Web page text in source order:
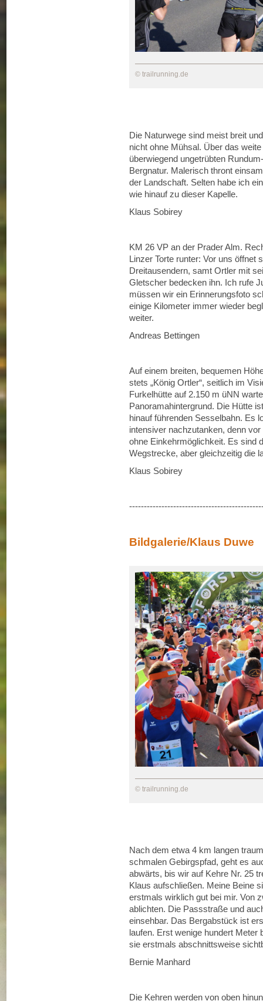
© trailrunning.de
Die Naturwege sind meist breit
nicht ohne Mühsal. Über das
überwiegend ungetrübten
Bergnatur. Malerisch thront
der Landschaft. Selten habe ich
wie hinauf zu dieser Kapelle.
Klaus Sobirey
KM 26 VP an der Prader Alm.
Linzer Torte runter: Vor uns öffnet
Dreitausendern, samt Ortler mit
Gletscher bedecken ihn. Ich rufe
müssen wir ein Erinnerungsfoto
einige Kilometer immer wieder
weiter.
Andreas Bettingen
Auf einem breiten, bequemen
stets „König Ortler“, seitlich im
Furkelhütte auf 2.150 m üNN
Panoramahintergrund. Die Hütte
hinauf führenden Sesselbahn. Es
intensiver nachzutanken, denn
ohne Einkehrmöglichkeit. Es sind
Wegstrecke, aber gleichzeitig die
Klaus Sobirey
Bildgalerie/Klaus Duwe
© trailrunning.de
Nach dem etwa 4 km langen
schmalen Gebirgspfad, geht es
abwärts, bis wir auf Kehre Nr. 25
Klaus aufschließen. Meine Beine
erstmals wirklich gut bei mir. Von
ablichten. Die Passstraße und
einsehbar. Das Bergabstück ist
laufen. Erst wenige hundert
sie erstmals abschnittsweise
Bernie Manhard
Die Kehren werden von oben